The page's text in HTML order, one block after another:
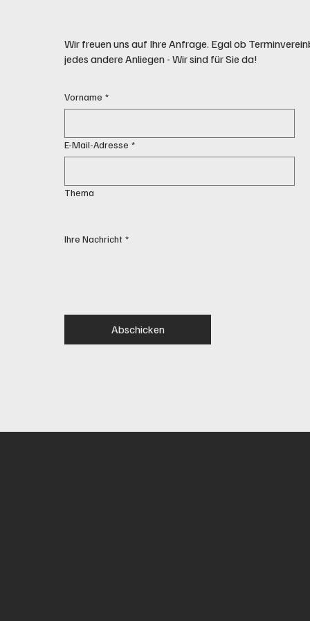
Wir freuen uns auf Ihre Anfrage. Egal ob
jedes andere Anliegen - Wir sind für Sie da!
Vorname *
E-Mail-Adresse *
Thema
Ihre Nachricht *
Abschicken